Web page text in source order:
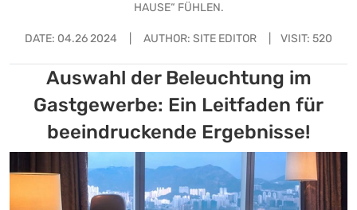
HAUSE“ FÜHLEN.
DATE: 04.26 2024 AUTHOR: SITE EDITOR VISIT: 520
Auswahl der Beleuchtung im
Gastgewerbe: Ein Leitfaden für
beeindruckende Ergebnisse!